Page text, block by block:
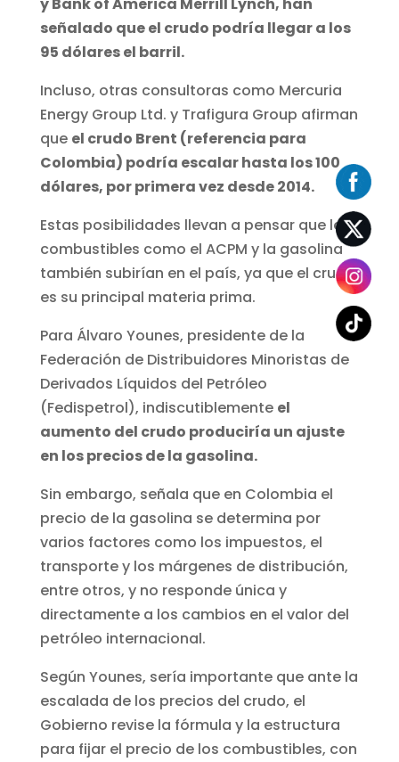
señalado que el crudo podría llegar a los
95 dólares el barril.
Incluso, otras consultoras como Mercuria
Energy Group Ltd. y Trafigura Group afirman
que el crudo Brent (referencia para
Colombia) podría escalar hasta los 100
dólares, por primera vez desde 2014.
Estas posibilidades llevan a pensar que los
combustibles como el ACPM y la gasolina
también subirían en el país, ya que el crudo
es su principal materia prima.
Para Álvaro Younes, presidente de la
Federación de Distribuidores Minoristas de
Derivados Líquidos del Petróleo
(Fedispetrol), indiscutiblemente el
aumento del crudo produciría un ajuste
en los precios de la gasolina.
Sin embargo, señala que en Colombia el
precio de la gasolina se determina por
varios factores como los impuestos, el
transporte y los márgenes de distribución,
entre otros, y no responde única y
directamente a los cambios en el valor del
petróleo internacional.
Según Younes, sería importante que ante la
escalada de los precios del crudo, el
Gobierno revise la fórmula y la estructura
para fijar el precio de los combustibles, con